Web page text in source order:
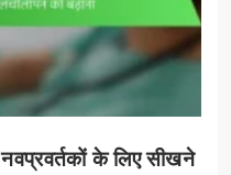
के लिए सीखने